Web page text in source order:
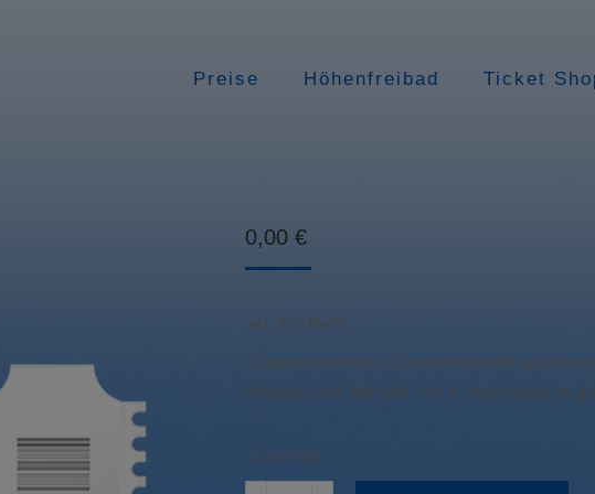
Preise Höhenfreibad Ticket
0,00 €
inkl. 7 % MwSt.
Schwerbehinderte: Schwerbehinderte mit
Mitgliedschaft Hansefit: Nur in Verbindung mit
50 vorrätig